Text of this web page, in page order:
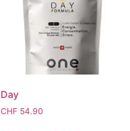
Day
CHF54.90